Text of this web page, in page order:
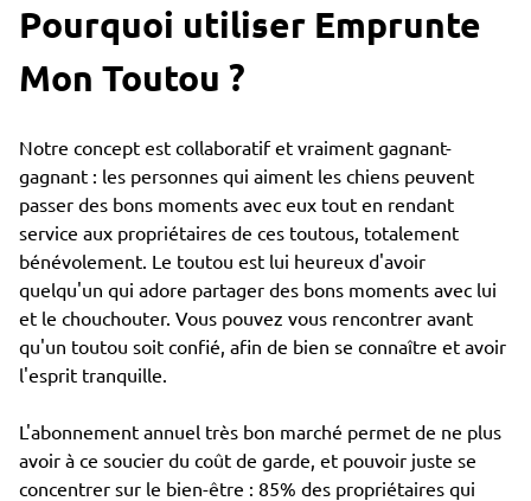
Pourquoi utiliser Emprunte
Mon Toutou ?
Notre concept est collaboratif et vraiment gagnant-
gagnant : les personnes qui aiment les chiens peuvent
passer des bons moments avec eux tout en rendant
service aux propriétaires de ces toutous, totalement
bénévolement. Le toutou est lui heureux d'avoir
quelqu'un qui adore partager des bons moments avec lui
et le chouchouter. Vous pouvez vous rencontrer avant
qu'un toutou soit confié, afin de bien se connaître et avoir
l'esprit tranquille.
L'abonnement annuel très bon marché permet de ne plus
avoir à ce soucier du coût de garde, et pouvoir juste se
concentrer sur le bien-être : 85% des propriétaires qui